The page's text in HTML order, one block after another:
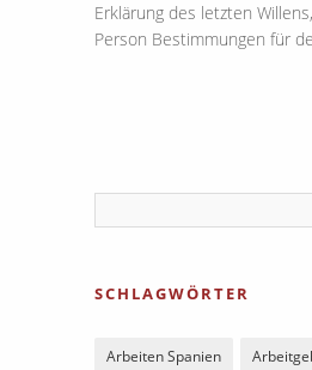
Erklärung des letzten
Person Bestimmungen für
SCHLAGWÖRTER
Arbeiten Spanien